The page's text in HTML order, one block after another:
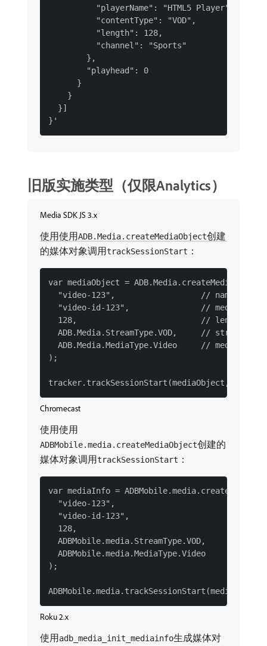
          "playerName": "HTML5 Player",
          "contentType": "VOD",
          "length": 128,
          "channel": "Sports"
        },
        "playhead": 0
      }
    }
  }]
旧版实施类型（仅限Analytics）
Media SDK JS 3.x
使用使用ADB.Media.createMediaObject创建
的媒体对象调用trackSessionStart ：
var mediaObject = ADB.Media.createMediaObject(
  "video-123",                  // name
  "video-id-123",               // media ID
128,                          // length
  ADB.Media.StreamType.VOD,     // stream type
  ADB.Media.MediaType.Video     // media type
);
Chromecast
使用使用
ADBMobile.media.createMediaObject创建的
媒体对象调用trackSessionStart ：
var mediaInfo =
  "video-123",                        // name
"video-id-123",                     //
128,                                //
  ADBMobile.media.StreamType.VOD,
  ADBMobile.media.MediaType.Video
);
Roku 2.x
使用adb_media_init_mediainfo生成媒体对